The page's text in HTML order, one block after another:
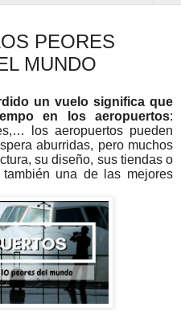
PEORES
MUNDO
un vuelo significa que
en los aeropuertos:
los aeropuertos pueden
aburridas, pero muchos
su diseño, sus tiendas o
una de las mejores